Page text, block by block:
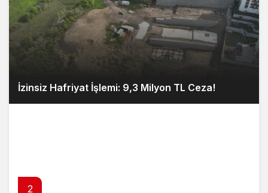
İzinsiz Hafriyat İşlemi: 9,3 Milyon TL Ceza!
2